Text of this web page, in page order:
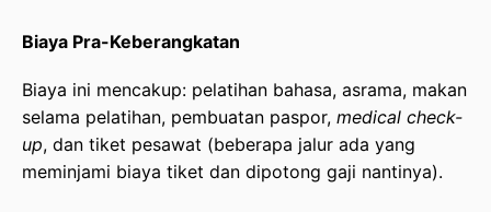
Biaya Pra-Keberangkatan
Biaya ini mencakup: pelatihan bahasa, asrama, makan
selama pelatihan, pembuatan paspor, medical check-
up, dan tiket pesawat (beberapa jalur ada yang
meminjami biaya tiket dan dipotong gaji nantinya).